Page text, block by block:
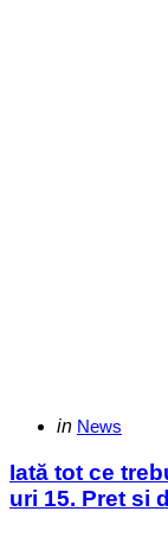
Categories
Posted
in News
Iată tot ce
uri 15. Pret si